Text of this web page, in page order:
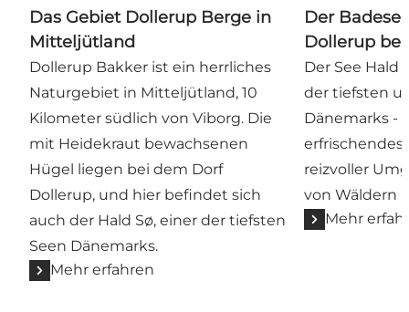
Das Gebiet Dollerup Berge in
Mitteljütland
Dollerup Bakker ist ein herrliches
Naturgebiet in Mitteljütland, 10
Kilometer südlich von Viborg. Die
mit Heidekraut bewachsenen
Hügel liegen bei dem Dorf
Dollerup, und hier befindet sich
auch der Hald Sø, einer der tiefsten
Seen Dänemarks.
Mehr erfahren
Der
Dollerup
Der See Hald
der tiefsten
Dänemarks -
erfrischendes
reizvoller
von Wäldern
Mehr